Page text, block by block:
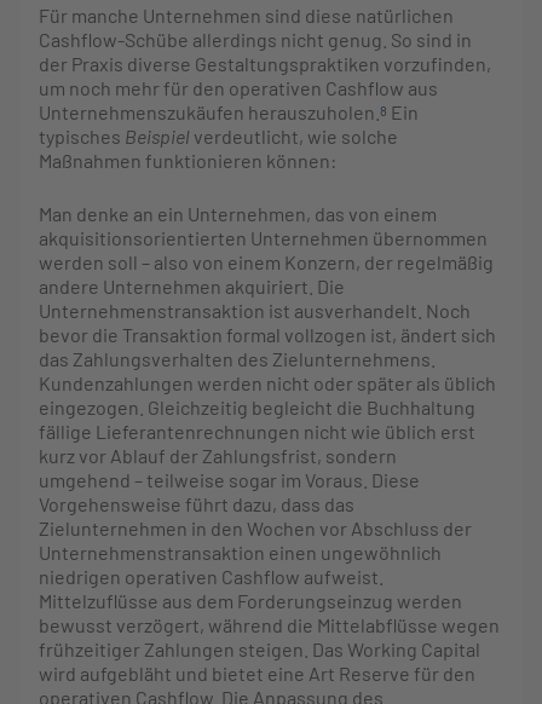
Für manche Unternehmen sind diese natürlichen
Cashflow-Schübe allerdings nicht genug. So sind in
der Praxis diverse Gestaltungspraktiken vorzufinden,
um noch mehr für den operativen Cashflow aus
Unternehmenszukäufen herauszuholen. 8 Ein
typisches Beispiel verdeutlicht, wie solche
Maßnahmen funktionieren können:
Man denke an ein Unternehmen, das von einem
akquisitionsorientierten Unternehmen übernommen
werden soll – also von einem Konzern, der regelmäßig
andere Unternehmen akquiriert. Die
Unternehmenstransaktion ist ausverhandelt. Noch
bevor die Transaktion formal vollzogen ist, ändert sich
das Zahlungsverhalten des Zielunternehmens.
Kundenzahlungen werden nicht oder später als üblich
eingezogen. Gleichzeitig begleicht die Buchhaltung
fällige Lieferantenrechnungen nicht wie üblich erst
kurz vor Ablauf der Zahlungsfrist, sondern
umgehend – teilweise sogar im Voraus. Diese
Vorgehensweise führt dazu, dass das
Zielunternehmen in den Wochen vor Abschluss der
Unternehmenstransaktion einen ungewöhnlich
niedrigen operativen Cashflow aufweist.
Mittelzuflüsse aus dem Forderungseinzug werden
bewusst verzögert, während die Mittelabflüsse wegen
frühzeitiger Zahlungen steigen. Das Working Capital
wird aufgebläht und bietet eine Art Reserve für den
operativen Cashflow. Die Anpassung des